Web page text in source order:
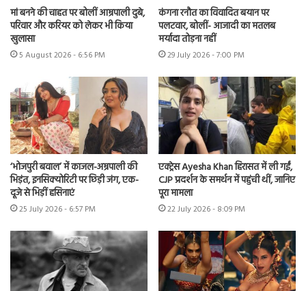
मां बनने की चाहत पर बोलीं आम्रपाली दुबे,
परिवार और करियर को लेकर भी किया
खुलासा
5 August 2026 - 6:56 PM
कंगना रनौत का विवादित बयान पर
पलटवार, बोलीं- आजादी का मतलब
मर्यादा तोड़ना नहीं
29 July 2026 - 7:00 PM
‘भोजपुरी बवाल’ में काजल-अम्रपाली की
भिड़ंत, इनसिक्योरिटी पर छिड़ी जंग, एक-
दूजे से भिड़ीं हसिनाएं
25 July 2026 - 6:57 PM
एक्ट्रेस Ayesha Khan हिरासत में ली गईं,
CJP प्रदर्शन के समर्थन में पहुंची थीं, जानिए
पूरा मामला
22 July 2026 - 8:09 PM